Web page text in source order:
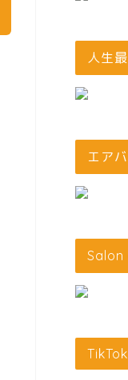
人生
エア
Salon
TikTok